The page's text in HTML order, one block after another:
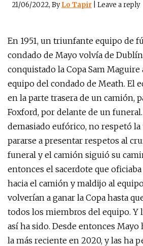
21/06/2022, ByLo Tapir Leave a reply
En 1951, un triunfante equipo de
condado de Mayo volvía de
conquistado la Copa Sam
equipo del condado de Meath. El
en la parte trasera de un camión,
Foxford, por delante de un
demasiado eufórico, no respetó
pararse a presentar respetos al
funeral y el camión siguió su
entonces el sacerdote que
hacia el camión y maldijo al
volverían a ganar la Copa hasta
todos los miembros del equipo. Y
así ha sido. Desde entonces Mayo
la más reciente en 2020, y las ha